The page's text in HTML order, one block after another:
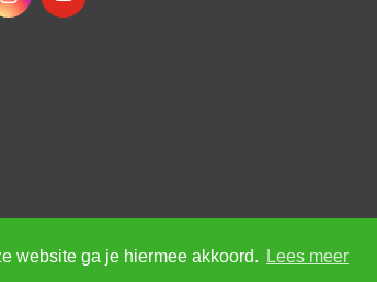
website ga je hiermee akkoord. Lees meer